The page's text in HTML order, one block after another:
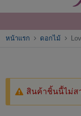
หน้าแรก ดอกไม้
สินค้าชิ้นนี้ไม่ส